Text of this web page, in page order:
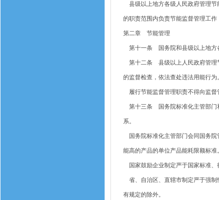
县级以上地方各级人民政府管理节
的职责范围内负责节能监督管理工
第二章 节能管理
第十一条 国务院和县级以上地方
第十二条 县级以上人民政府管理
的监督检查，依法查处违法用能行为
履行节能监督管理职责不得向监督
第十三条 国务院标准化主管部门
系。
国务院标准化主管部门会同国务院
能高的产品的单位产品能耗限额标准
国家鼓励企业制定严于国家标准、
省、自治区、直辖市制定严于强制
有规定的除外。